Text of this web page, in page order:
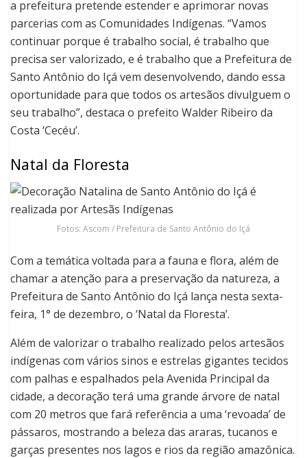
a prefeitura pretende estender e aprimorar novas
parcerias com as Comunidades Indígenas. “Vamos
continuar porque é trabalho social, é trabalho que
precisa ser valorizado, e é trabalho que a Prefeitura de
Santo Antônio do Içá vem desenvolvendo, dando essa
oportunidade para que todos os artesãos divulguem o
seu trabalho”, destaca o prefeito Walder Ribeiro da
Costa ‘Cecéu’.
Natal da Floresta
Fotos: Ascom / Prefeitura de Santo Antônio do Içá
Com a temática voltada para a fauna e flora, além de
chamar a atenção para a preservação da natureza, a
Prefeitura de Santo Antônio do Içá lança nesta sexta-
feira, 1° de dezembro, o ‘Natal da Floresta’.
Além de valorizar o trabalho realizado pelos artesãos
indígenas com vários sinos e estrelas gigantes tecidos
com palhas e espalhados pela Avenida Principal da
cidade, a decoração terá uma grande árvore de natal
com 20 metros que fará referência a uma ‘revoada’ de
pássaros, mostrando a beleza das araras, tucanos e
garças presentes nos lagos e rios da região amazônica.